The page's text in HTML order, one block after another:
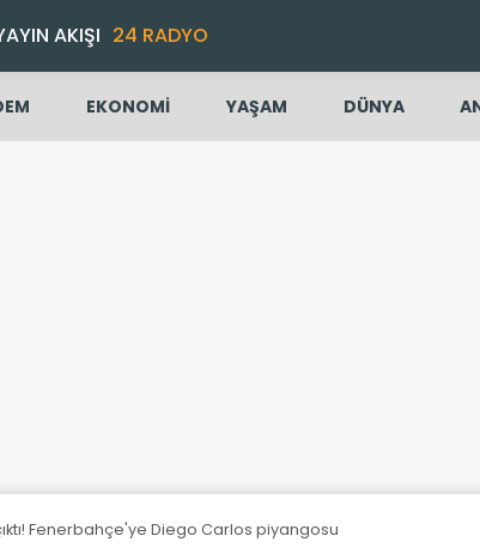
AKIŞI 24 RADYO
EKONOMİ YAŞAM DÜNYA
Fenerbahçe'ye Diego Carlos piyangosu